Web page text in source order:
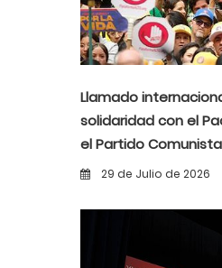
Llamado
solidaridad con el
el Partido
ante la alerta
29 de Julio de 2026